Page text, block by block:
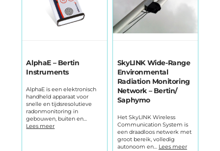
AlphaE – Bertin
Instruments
AlphaE is een elektronisch
handheld apparaat voor
snelle en tijdsresolutieve
radonmonitoring in
gebouwen, buiten en…
Lees meer
SkyLINK Wide-Range
Environmental
Radiation Monitoring
Network – Bertin/
Saphymo
Het SkyLINK Wireless
Communication System is
een draadloos netwerk met
groot bereik, volledig
autonoom en… Lees meer